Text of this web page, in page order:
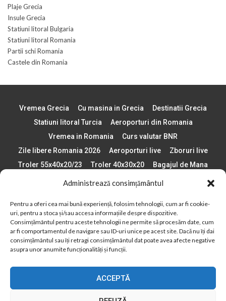
Administrează consimțământul
Pentru a oferi cea mai bună experiență, folosim tehnologii, cum ar fi cookie-
uri, pentru a stoca și/sau accesa informațiile despre dispozitive.
Consimțământul pentru aceste tehnologii ne permite să procesăm date, cum
ar fi comportamentul de navigare sau ID-uri unice pe acest site. Dacă nu îți dai
consimțământul sau îți retragi consimțământul dat poate avea afecte negative
asupra unor anumite funcționalități și funcții.
ACCEPTĂ
Plaje Grecia
Insule Grecia
Statiuni litoral Bulgaria
Statiuni litoral Romania
Partii schi Romania
Castele din Romania
Vremea Grecia Cu masina in Grecia
Destinatii Grecia
Statiuni litoral Turcia
Aeroporturi din Romania
Vremea in Romania
Curs valutar BNR
Zile libere Romania 2026
Aeroporturi live
Zboruri live
Troler 55x40x20/23
Troler 40x30x20
Bagajul de Mana
Paste 2026
Cele mai bune telefoane
Plaje din Europa
Concerte Romania 2025
Asigurare de calatorie
Când se schimba ora în 2026
Calendar Formula 1 sezon 2026
Boarding Pass
Despre AirlinesTravel.ro
Politică cookie-uri (UE)
Cookie Policy (AU)
Politică cookie-uri (ZA)
Politică cookie-uri (Canada)
Politică cookie-uri (BR)